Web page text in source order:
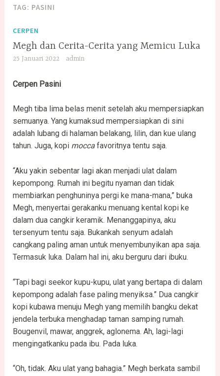
TAG: PASINI
CERPEN
Megh dan Cerita-Cerita yang Memicu Luka
25 Januari 2022 admin
Cerpen Pasini
Megh tiba lima belas menit setelah aku mempersiapkan
semuanya. Yang kumaksud mempersiapkan di sini
adalah lubang di halaman belakang, lilin, dan kue ulang
tahun. Juga, kopi mocca favoritnya tentu saja.
“Aku yakin sebentar lagi akan menjadi ulat dalam
kepompong. Rumah ini begitu nyaman dan tidak
membiarkan penghuninya pergi ke mana-mana,” buka
Megh, menyertai gerakanku menuang kental kopi ke
dalam dua cangkir keramik. Menanggapinya, aku
tersenyum tentu saja. Bukankah senyum adalah
cangkang paling aman untuk menyembunyikan apa saja.
Termasuk luka. Dalam hal ini, aku berguru dari ibuku.
“Tapi bagi seekor kupu-kupu, ulat yang bertapa di dalam
kepompong adalah fase paling menyiksa.” Dua cangkir
kopi kubawa menuju Megh yang memilih bangku dekat
jendela terbuka menghadap taman samping rumah.
Bougenvil, mawar, anggrek, aglonema. Ah, lagi-lagi
mengingatkanku pada ibu. Pada luka.
“Oh, tidak. Aku ulat yang bahagia.” Megh berkata sambil